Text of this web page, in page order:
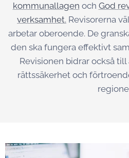
kommunallagen och God
verksamhet. Revisorerna
arbetar oberoende. De
den ska fungera effektivt
Revisionen bidrar också
rättssäkerhet och